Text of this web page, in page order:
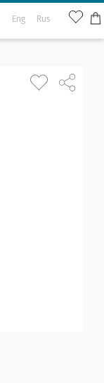
Eng Rus